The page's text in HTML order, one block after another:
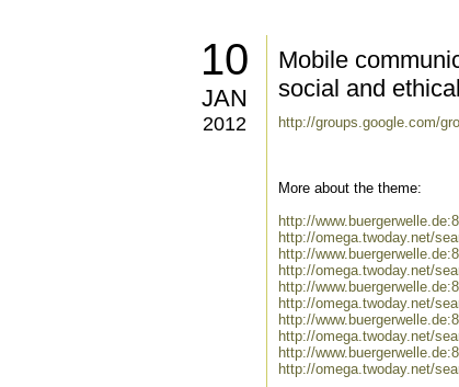
10
JAN
2012
Mobile
social and
http://groups.google.com/
More about the theme:
http://
http://omega.twoday.net/
http://
http://omega.twoday.net/
http://
http://omega.twoday.net/
http://
http://omega.twoday.net/
http://
http://omega.twoday.net/